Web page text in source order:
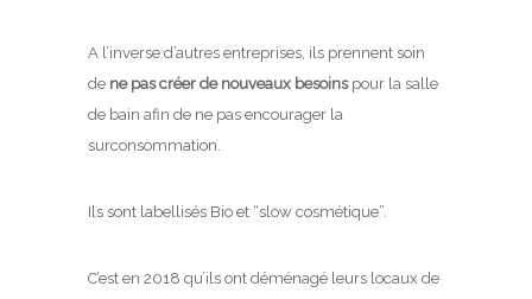
A l’inverse d’autres entreprises, ils prennent soin
de ne pas créer de nouveaux besoins pour la salle
de bain afin de ne pas encourager la
surconsommation.
Ils sont labellisés Bio et “slow cosmétique”.
C’est en 2018 qu’ils ont déménagé leurs locaux de